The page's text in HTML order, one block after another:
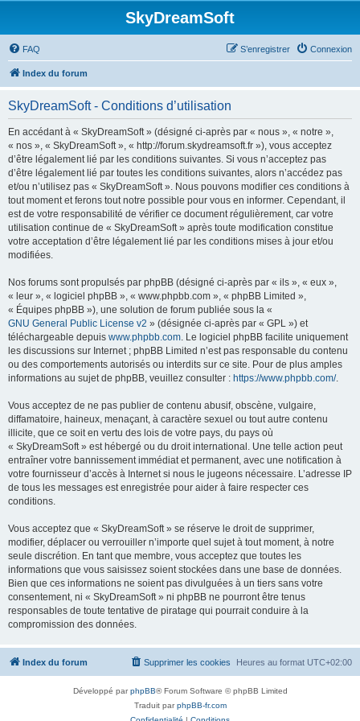
SkyDreamSoft
FAQ Connexion
S’enregistrer
Index du forum
SkyDreamSoft - Conditions d’utilisation
En accédant à « SkyDreamSoft » (désigné ci-après par « nous », « notre »,
« nos », « SkyDreamSoft », « http://forum.skydreamsoft.fr »), vous acceptez
d’être légalement lié par les conditions suivantes. Si vous n’acceptez pas
d’être légalement lié par toutes les conditions suivantes, alors n’accédez pas
et/ou n’utilisez pas « SkyDreamSoft ». Nous pouvons modifier ces conditions à
tout moment et ferons tout notre possible pour vous en informer. Cependant, il
est de votre responsabilité de vérifier ce document régulièrement, car votre
utilisation continue de « SkyDreamSoft » après toute modification constitue
votre acceptation d’être légalement lié par les conditions mises à jour et/ou
modifiées.
Nos forums sont propulsés par phpBB (désigné ci-après par « ils », « eux »,
« leur », « logiciel phpBB », « www.phpbb.com », « phpBB Limited »,
« Équipes phpBB »), une solution de forum publiée sous la «
GNU General Public License v2 » (désignée ci-après par « GPL ») et
téléchargeable depuis www.phpbb.com. Le logiciel phpBB facilite uniquement
les discussions sur Internet ; phpBB Limited n’est pas responsable du contenu
ou des comportements autorisés ou interdits sur ce site. Pour de plus amples
informations au sujet de phpBB, veuillez consulter : https://www.phpbb.com/.
Vous acceptez de ne pas publier de contenu abusif, obscène, vulgaire,
diffamatoire, haineux, menaçant, à caractère sexuel ou tout autre contenu
illicite, que ce soit en vertu des lois de votre pays, du pays où
« SkyDreamSoft » est hébergé ou du droit international. Une telle action peut
entraîner votre bannissement immédiat et permanent, avec une notification à
votre fournisseur d’accès à Internet si nous le jugeons nécessaire. L’adresse IP
de tous les messages est enregistrée pour aider à faire respecter ces
conditions.
Vous acceptez que « SkyDreamSoft » se réserve le droit de supprimer,
modifier, déplacer ou verrouiller n’importe quel sujet à tout moment, à notre
seule discrétion. En tant que membre, vous acceptez que toutes les
informations que vous saisissez soient stockées dans une base de données.
Bien que ces informations ne soient pas divulguées à un tiers sans votre
consentement, ni « SkyDreamSoft » ni phpBB ne pourront être tenus
responsables de toute tentative de piratage qui pourrait conduire à la
compromission des données.
Index du forum Heures au format UTC+02:00
Supprimer les cookies
Développé parphpBB® Forum Software © phpBB Limited
Traduit parphpBB-fr.com